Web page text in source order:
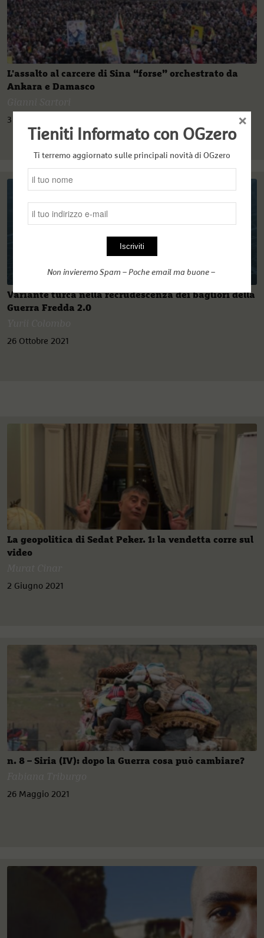
L'assalto al carcere di Sina “forse” orchestrato da
Ankara e Damasco
3 Febbraio 2022
Variante turca nella recrudescenza dei bagliori della
Guerra Fredda 2.0
26 Ottobre 2021
La geopolitica di Sedat Peker. 1: la vendetta corre sul
video
2 Giugno 2021
n. 8 – Siria (IV): dopo la Guerra cosa può cambiare?
26 Maggio 2021
Tieniti Informato con OGzero
Ti terremo aggiornato sulle principali novità di OGzero
Non invieremo Spam – Poche email ma buone –
×